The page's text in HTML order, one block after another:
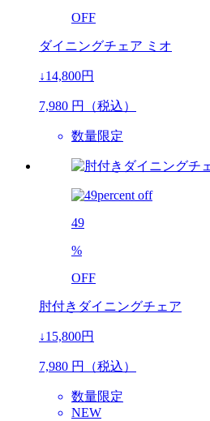
OFF
ダイニングチェア ミオ
↓14,800円
7,980 円（税込）
数量限定
49
%
OFF
肘付きダイニングチェア
↓15,800円
7,980 円（税込）
数量限定
NEW